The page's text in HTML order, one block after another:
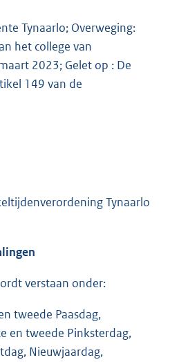
Tynaarlo; Overweging:
het college van
2023; Gelet op : De
149 van de
Tynaarlo
verstaan onder:
tweede Paasdag,
en tweede Pinksterdag,
Nieuwjaardag,